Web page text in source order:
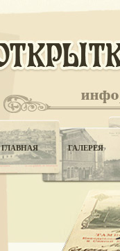
ГЛАВНАЯ ГАЛЕРЕЯ